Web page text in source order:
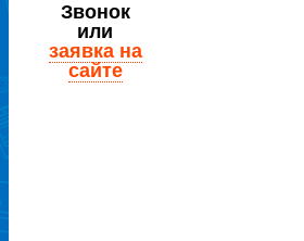
Звонок
или
заявка на
сайте